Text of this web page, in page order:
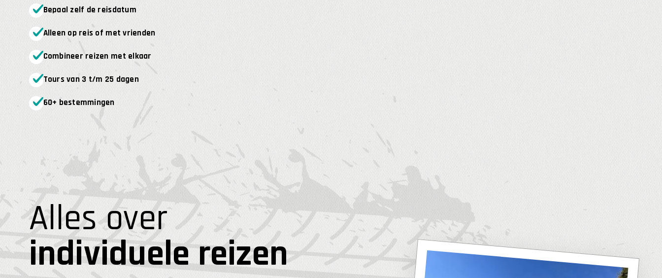
Bepaal zelf de reisdatum
Alleen op reis of met vrienden
Combineer reizen met elkaar
Tours van 3 t/m 25 dagen
60+ bestemmingen
Alles over
individuele reizen